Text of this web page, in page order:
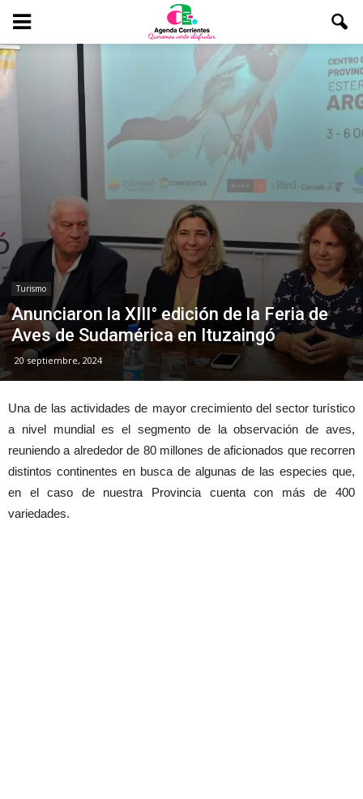
Turismo
Anunciaron la XIII° edición de la Feria de
Aves de Sudamérica en Ituzaingó
20 septiembre, 2024
Una de las actividades de mayor crecimiento del sector turístico
a nivel mundial es el segmento de la observación de aves,
reuniendo a alrededor de 80 millones de aficionados que recorren
distintos continentes en busca de algunas de las especies que,
en el caso de nuestra Provincia cuenta con más de 400
variedades.